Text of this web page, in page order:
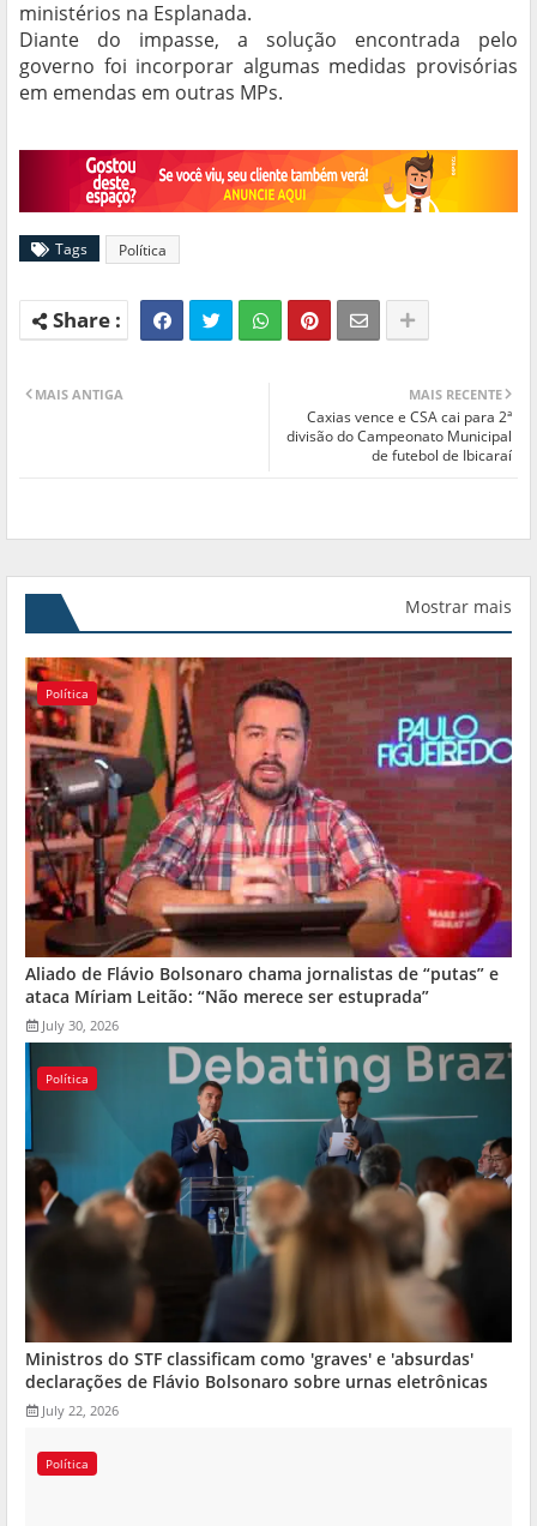
ministérios na Esplanada.
Diante do impasse, a solução encontrada pelo
governo foi incorporar algumas medidas provisórias
em emendas em outras MPs.
Tags Política
MAIS RECENTE
Caxias vence e CSA cai para 2ª
divisão do Campeonato Municipal
de futebol de Ibicaraí
MAIS ANTIGA
Mostrar mais
Política
Aliado de Flávio Bolsonaro chama jornalistas de “putas” e
ataca Míriam Leitão: “Não merece ser estuprada”
July 30, 2026
Política
Ministros do STF classificam como 'graves' e 'absurdas'
declarações de Flávio Bolsonaro sobre urnas eletrônicas
July 22, 2026
Política